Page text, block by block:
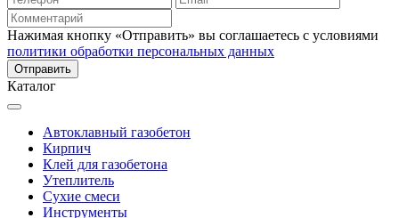
Нажимая кнопку «Отправить» вы соглашаетесь с условиями
политики обработки персональных данных
Каталог
Автоклавный газобетон
Кирпич
Клей для газобетона
Утеплитель
Сухие смеси
Инструменты